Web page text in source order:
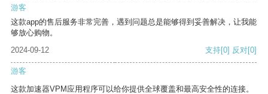
游客
这款app的售后服务非常完善，遇到问题总是能够得到妥善解决，让我能
够放心购物。
2024-09-12
支持[0] 反对[0]
游客
这款加速器VPM应用程序可以给你提供全球覆盖和最高安全性的连接。